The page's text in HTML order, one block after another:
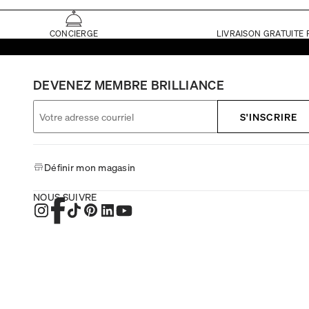
CONCIERGE LIVRAISON GRATUITE
DEVENEZ MEMBRE BRILLIANCE
S'INSCRIRE
Définir mon magasin
NOUS SUIVRE